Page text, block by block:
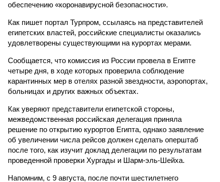
обеспечению «коронавирусной безопасности».
Как пишет портал Турпром, ссылаясь на представителей
египетских властей, российские специалисты оказались
удовлетворены существующими на курортах мерами.
Сообщается, что комиссия из России провела в Египте
четыре дня, в ходе которых проверила соблюдение
карантинных мер в отелях разной звездности, аэропортах,
больницах и других важных объектах.
Как уверяют представители египетской стороны,
межведомственная российская делегация приняла
решение по открытию курортов Египта, однако заявление
об увеличении числа рейсов должен сделать оперштаб
после того, как изучит доклад делегации по результатам
проведенной проверки Хургады и Шарм-эль-Шейха.
Напомним, с 9 августа, после почти шестилетнего